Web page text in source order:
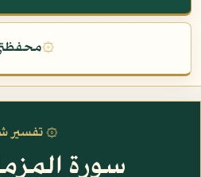
۞
۞ تفسير
سورة